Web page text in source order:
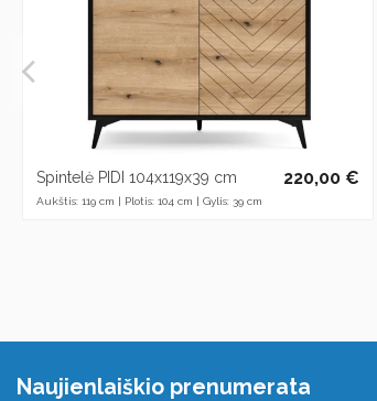
Spintelė PIDI 104x119x39 cm
Aukštis: 119 cm | Plotis: 104 cm | Gylis: 39 cm
220,00 €
Naujienlaiškio prenumerata